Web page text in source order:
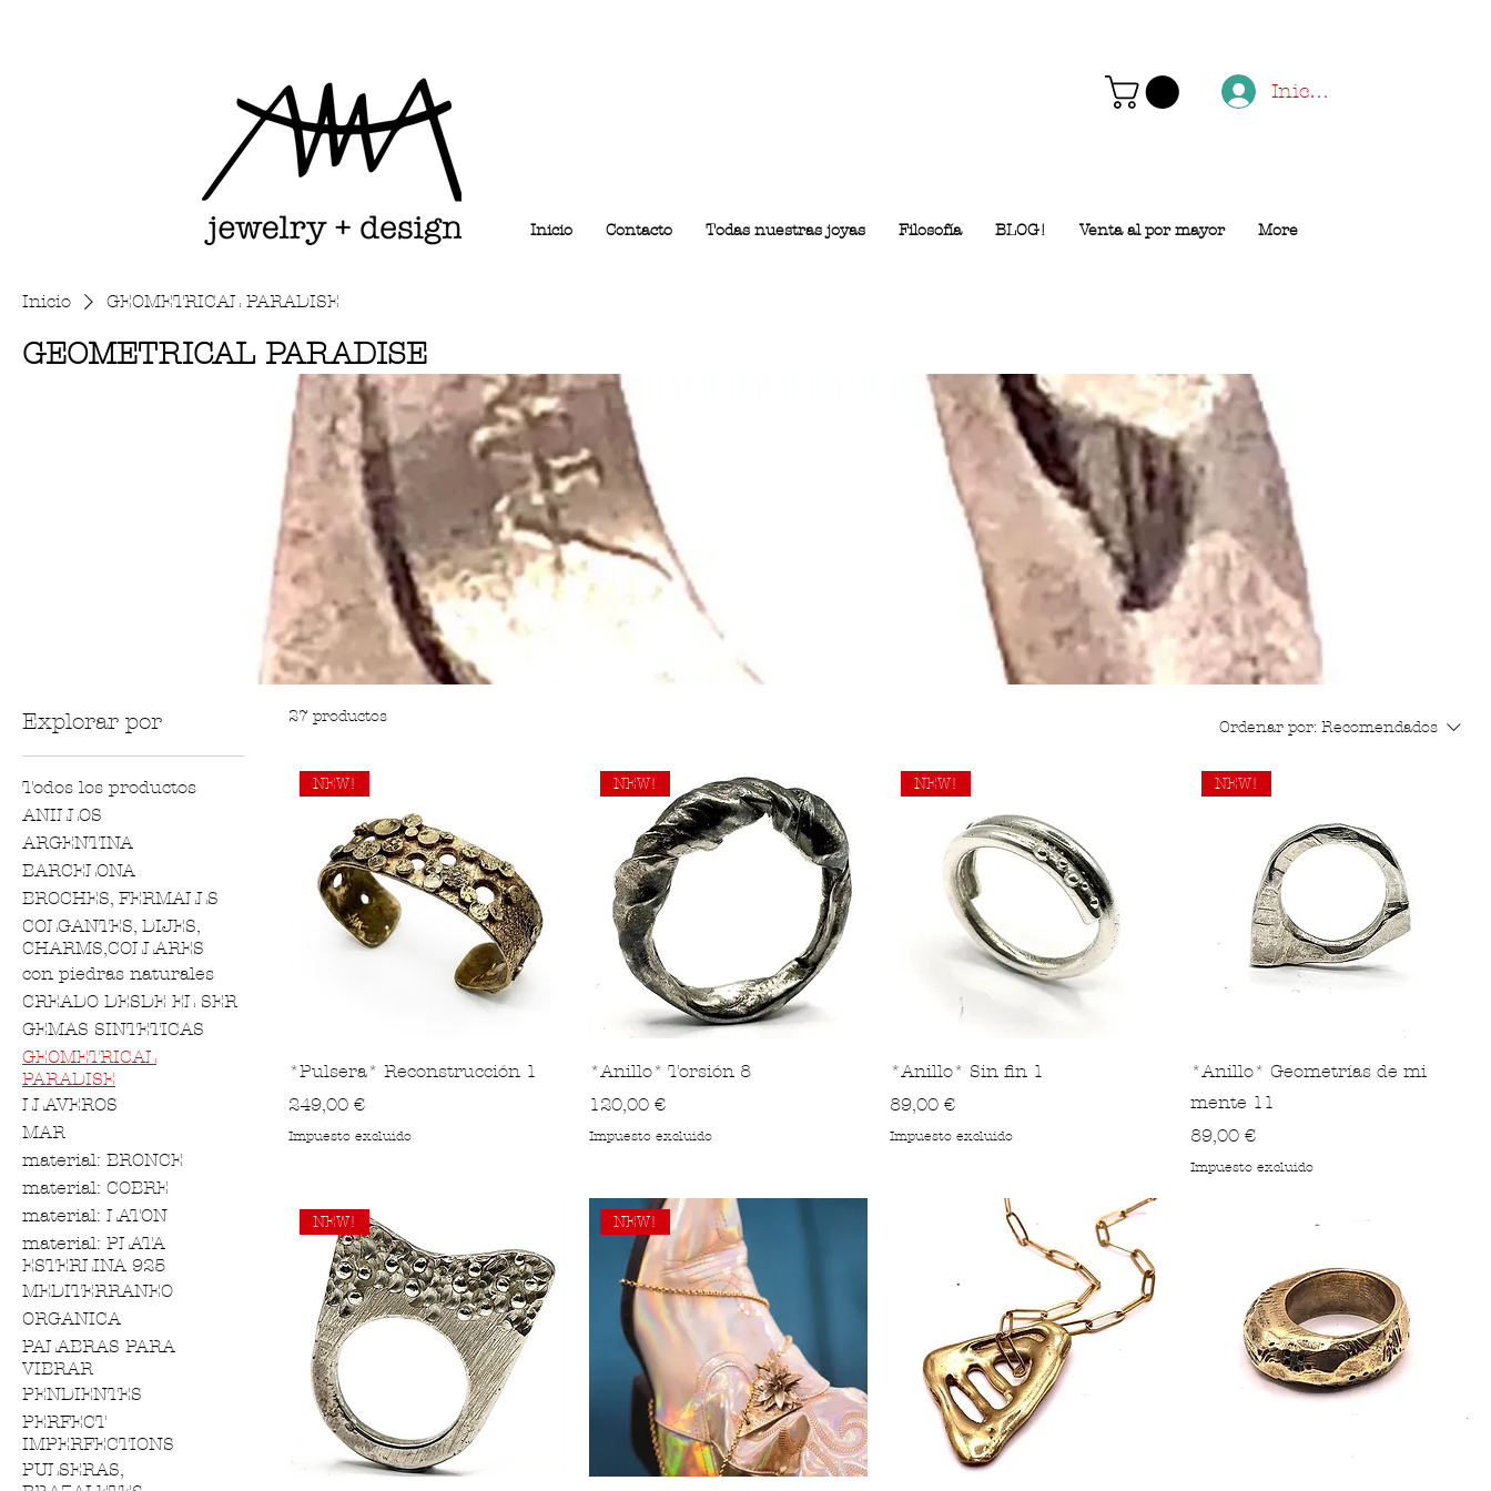
Iniciar sesión
Inicio Contacto Todas nuestras joyas Filosofía BLOG! Venta al por mayor More
Inicio GEOMETRICAL PARADISE
GEOMETRICAL PARADISE
Explorar por
Todos los productos
ANILLOS
ARGENTINA
BARCELONA
BROCHES, FERMALLS
COLGANTES, DIJES,
CHARMS,COLLARES
con piedras naturales
CREADO DESDE EL SER
GEMAS SINTETICAS
GEOMETRICAL
PARADISE
LLAVEROS
MAR
material: BRONCE
material: COBRE
material: LATON
material: PLATA
ESTERLINA 925
MEDITERRANEO
ORGANICA
PALABRAS PARA
VIBRAR
PENDIENTES
PERFECT
IMPERFECTIONS
PULSERAS,
27 productos
Ordenar por: Recomendados
NEW!
*Pulsera* Reconstrucción 1
Precio
249,00 €
Impuesto excluido
NEW!
*Anillo* Torsión 8
Precio
120,00 €
Impuesto excluido
NEW!
*Anillo* Sin fin 1
Precio
89,00 €
Impuesto excluido
NEW!
*Anillo* Geometrías de mi
mente 11
Precio
89,00 €
Impuesto excluido
NEW! NEW!